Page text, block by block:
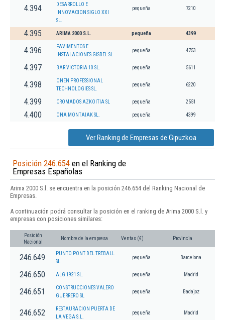
4.394
DESARROLLO E
INNOVACION SIGLO XXI
SL.
pequeña 7210
4.395 ARIMA 2000 S.L. pequeña 4399
4.396
PAVIMENTOS E
INSTALACIONES GISBEL SL
pequeña 4753
4.397 BAR VICTORIA 10 SL. pequeña 5611
4.398
ONEN PROFESSIONAL
TECHNOLOGIES SL.
pequeña 6220
4.399 CROMADOS AZKOITIA SL pequeña 2551
4.400 ONA MONTAIAK SL. pequeña 4399
Ver Ranking de Empresas de Gipuzkoa
Posición 246.654 en el Ranking de
Empresas Españolas
Arima 2000 S.l. se encuentra en la posición 246.654 del Ranking Nacional de
Empresas.
A continuación podrá consultar la posición en el ranking de Arima 2000 S.l. y
empresas con posiciones similares:
Posición
Nacional
Nombre de la empresa Ventas (€) Provincia
246.649
PUNTO PONT DEL TREBALL
SL.
pequeña Barcelona
246.650 ALG 1921 SL. pequeña Madrid
246.651
CONSTRUCCIONES VALERO
GUERRERO SL
pequeña Badajoz
246.652
RESTAURACION PUERTA DE
LA VEGA S.L.
pequeña Madrid